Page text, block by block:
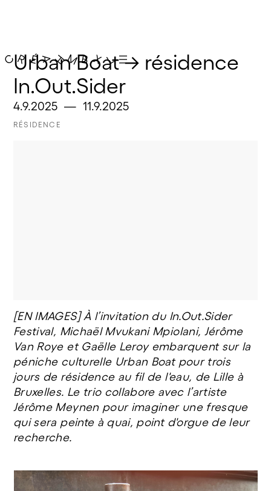
Urban Boat → résidence
In.Out.Sider
4.9.2025 — 11.9.2025
RÉSIDENCE
© Gaëlle Leroy
[EN IMAGES] À l’invitation du In.Out.Sider
Festival, Michaël Mvukani Mpiolani, Jérôme
Van Roye et Gaëlle Leroy embarquent sur la
péniche culturelle Urban Boat pour trois
jours de résidence au fil de l'eau, de Lille à
Bruxelles. Le trio collabore avec l’artiste
Jérôme Meynen pour imaginer une fresque
qui sera peinte à quai, point d'orgue de leur
recherche.